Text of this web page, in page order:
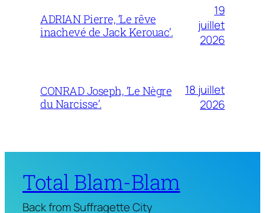
ADRIAN Pierre, ‘Le rêve
inachevé de Jack Kerouac’.
19
juillet
2026
CONRAD Joseph, ‘Le Nègre
du Narcisse’.
18 juillet
2026
Total Blam-Blam
Back from Suffragette City